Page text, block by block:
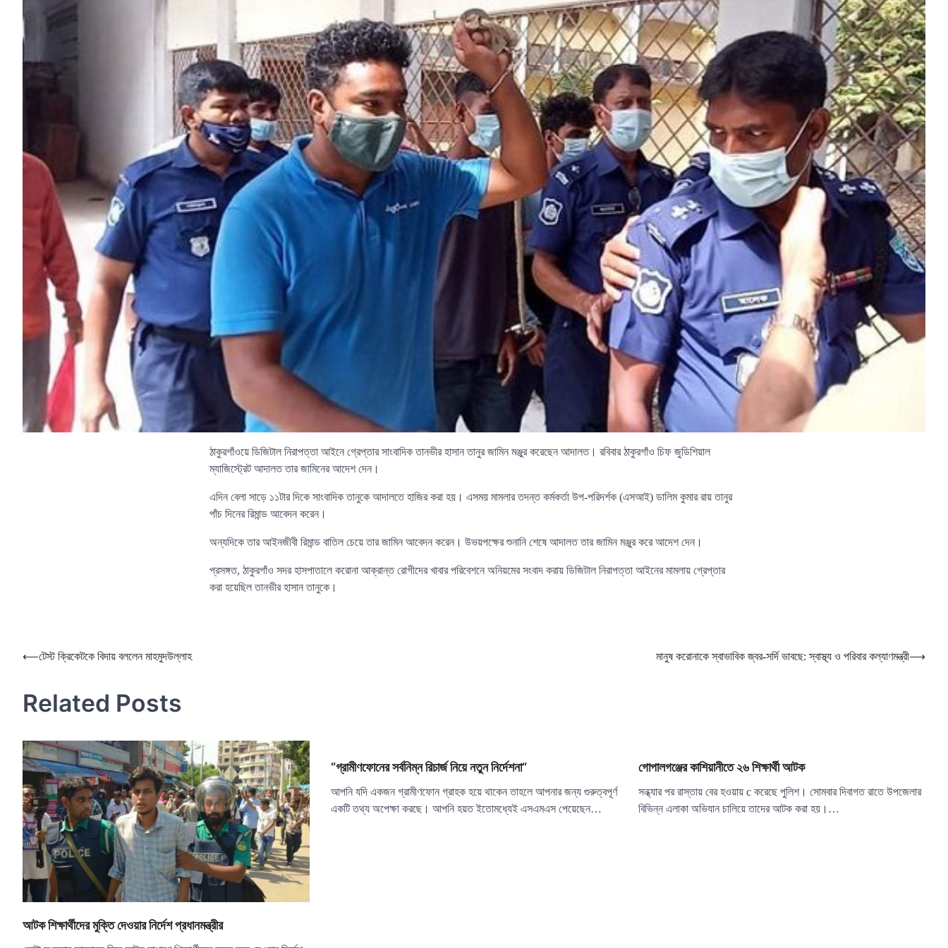
ঠাকুরগাঁওয়ে ডিজিটাল নিরাপত্তা আইনে গ্রেপ্তার সাংবাদিক তানভীর হাসান তানুর জামিন মঞ্জুর করেছেন আদালত। রবিবার ঠাকুরগাঁও চিফ জুডিশিয়াল
ম্যাজিস্ট্রেট আদালত তার জামিনের আদেশ দেন।
এদিন বেলা সাড়ে ১১টার দিকে সাংবাদিক তানুকে আদালতে হাজির করা হয়। এসময় মামলার তদন্ত কর্মকর্তা উপ-পরিদর্শক (এসআই) ডালিম কুমার রায় তানুর
পাঁচ দিনের রিমান্ড আবেদন করেন।
অন্যদিকে তার আইনজীবী রিমান্ড বাতিল চেয়ে তার জামিন আবেদন করেন। উভয়পক্ষের শুনানি শেষে আদালত তার জামিন মঞ্জুর করে আদেশ দেন।
প্রসঙ্গত, ঠাকুরগাঁও সদর হাসপাতালে করোনা আক্রান্ত রোগীদের খাবার পরিবেশনে অনিয়মের সংবাদ করায় ডিজিটাল নিরাপত্তা আইনের মামলায় গ্রেপ্তার
করা হয়েছিল তানভীর হাসান তানুকে।
Post
⟵টেস্ট ক্রিকেটকে বিদায় বললেন মাহমুদউল্লাহ মানুষ করোনাকে স্বাভাবিক জ্বর-সর্দি ভাবছে: স্বাস্থ্য ও পরিবার কল্যাণমন্ত্রী⟶
Related Posts
আটক শিক্ষার্থীদের মুক্তি দেওয়ার নির্দেশ প্রধানমন্ত্রীর
“গ্রামীণফোনের সর্বনিম্ন রিচার্জ নিয়ে নতুন নির্দেশনা“
আপনি যদি একজন গ্রামীণফোন গ্রাহক হয়ে থাকেন তাহলে আপনার জন্য গুরুত্বপূর্ণ
একটি তথ্য অপেক্ষা করছে। আপনি হয়ত ইতোমধ্যেই এসএমএস পেয়েছেন…
গোপালগঞ্জের কাশিয়ানীতে ২৬ শিক্ষার্থী আটক
সন্ধ্যার পর রাস্তায় বের হওয়ায় c করেছে পুলিশ। সোমবার দিবাগত রাতে উপজেলার
বিভিন্ন এলাকা অভিযান চালিয়ে তাদের আটক করা হয়।…